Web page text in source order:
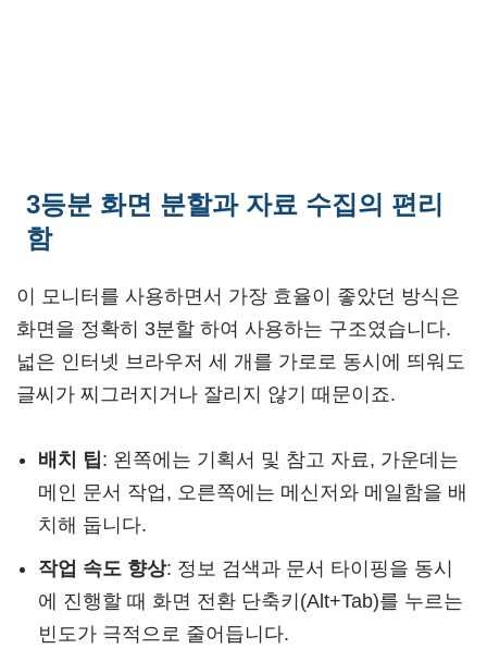
3등분 화면 분할과 자료 수집의 편리
함
이 모니터를 사용하면서 가장 효율이 좋았던 방식은
화면을 정확히 3분할 하여 사용하는 구조였습니다.
넓은 인터넷 브라우저 세 개를 가로로 동시에 띄워도
글씨가 찌그러지거나 잘리지 않기 때문이죠.
배치 팁: 왼쪽에는 기획서 및 참고 자료, 가운데는
메인 문서 작업, 오른쪽에는 메신저와 메일함을 배
치해 둡니다.
작업 속도 향상: 정보 검색과 문서 타이핑을 동시
에 진행할 때 화면 전환 단축키(Alt+Tab)를 누르는
빈도가 극적으로 줄어듭니다.